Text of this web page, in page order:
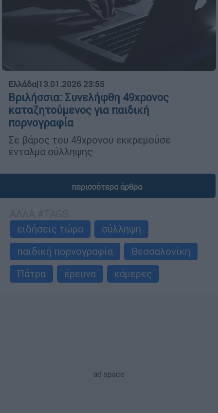
Ελλάδα|13.01.2026 23:55
Βριλήσσια: Συνελήφθη 49χρονος
καταζητούμενος για παιδική
πορνογραφία
Σε βάρος του 49χρονου εκκρεμούσε
ένταλμα σύλληψης
περισσότερα άρθρα
ειδήσεις τώρα
σύλληψη
παιδική πορνογραφία
Θεσσαλονίκη
Πάτρα
έρευνα κάμερες